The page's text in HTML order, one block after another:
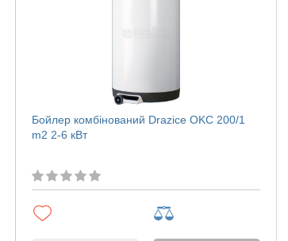
Бойлер комбінований Drazice OKC 200/1
m2 2-6 кВт